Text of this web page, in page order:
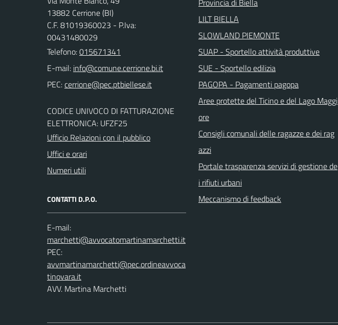
13882 Cerrione (BI)
C.F. 81019360023 - P.Iva:
00431480029
Telefono:015671341
E-mail:
PEC:
CODICE UNIVOCO DI FATTURAZIONE
ELETTRONICA: UFZF25
Ufficio Relazioni con il pubblico
Uffici e orari
Numeri utili
CONTATTI D.P.O.
E-mail:
PEC:
AVV. Martina Marchetti
Provincia di Biella
LILT BIELLA
SLOWLAND PIEMONTE
SUAP - Sportello attività produttive
SUE - Sportello edilizia
PAGOPA - Pagamenti pagopa
Aree protette del Ticino e del Lago Maggi
ore
Consigli comunali delle ragazze e dei rag
azzi
Portale trasparenza servizi di gestione de
i rifiuti urbani
Meccanismo di feedback